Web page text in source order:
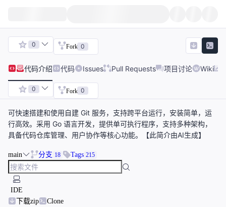
0 Fork 0
代码介绍 代码 Issues Pull Requests 项目讨论 Wiki
0 Fork 0
可快速搭建和使用自建 Git 服务，支持跨平台运行，安装简单，运
行高效。采用 Go 语言开发，提供单可执行程序，支持多种架构，
具备代码仓库管理、用户协作等核心功能。【此简介由AI生成】
main 分支 18 Tags 215
IDE
下载zip
Clone